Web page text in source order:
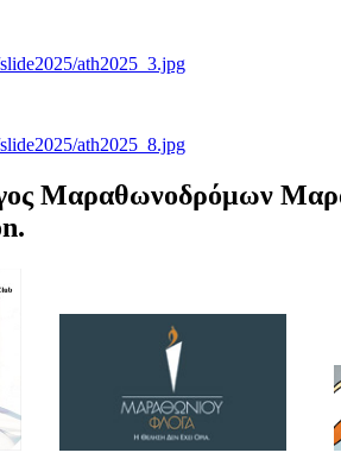
ath2025_3.jpg
ath2025_8.jpg
Μαραθωνοδρόμων